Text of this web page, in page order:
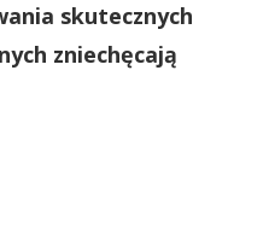
skutecznych
zniechęcają